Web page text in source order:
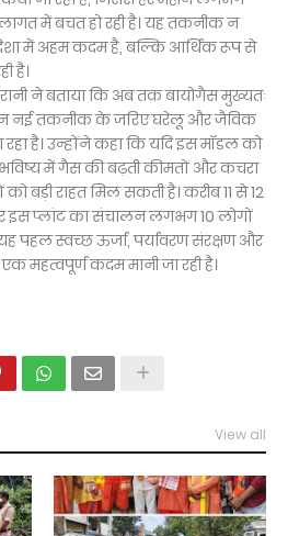
में बचत हो रही है। यह तकनीक न
में अहम कदम है, बल्कि आर्थिक रूप से
है।
ने बताया कि अब तक बायोगैस मुख्यतः
नई तकनीक के जरिए घरेलू और जैविक
है। उन्होंने कहा कि यदि इस मॉडल को
भविष्य में गैस की बढ़ती कीमतों और कचरा
बड़ी राहत मिल सकती है। करीब 11 से 12
प्लांट का संचालन लगभग 10 लोगों
यह पहल स्वच्छ ऊर्जा, पर्यावरण संरक्षण और
महत्वपूर्ण कदम मानी जा रही है।
View all